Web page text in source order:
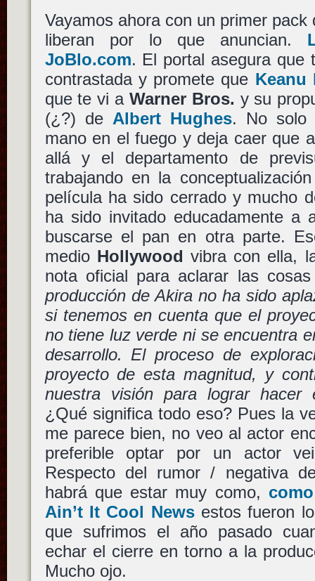
Vayamos ahora con un primer
liberan por lo que anuncian.
JoBlo.com. El portal asegura que
contrastada y promete que Keanu
que te vi a Warner Bros. y su
(¿?) de Albert Hughes. No solo
mano en el fuego y deja caer que
allá y el departamento de
trabajando en la
película ha sido cerrado y mucho
ha sido invitado educadamente a
buscarse el pan en otra parte.
medio Hollywood vibra con ella,
nota oficial para aclarar las
producción de Akira no ha sido
si tenemos en cuenta que el
no tiene luz verde ni se encuentra
desarrollo. El proceso de
proyecto de esta magnitud, y
nuestra visión para lograr hacer
¿Qué significa todo eso? Pues la
me parece bien, no veo al actor
preferible optar por un actor
Respecto del rumor / negativa
habrá que estar muy como,
Ain’t It Cool Newsestos fueron
que sufrimos el año pasado
echar el cierre en torno a la
Mucho ojo.